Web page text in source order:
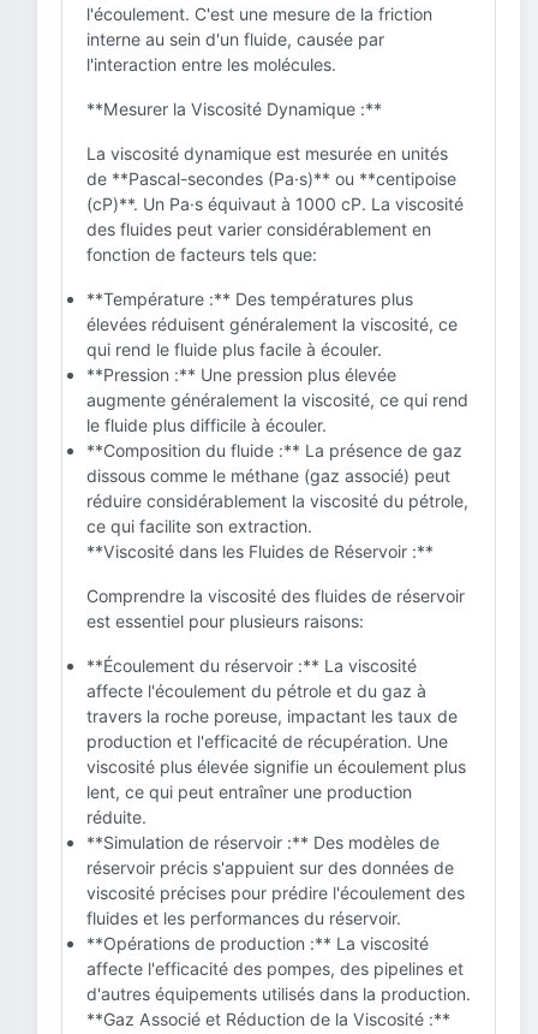
l'écoulement. C'est une mesure de la friction
interne au sein d'un fluide, causée par
l'interaction entre les molécules.
**Mesurer la Viscosité Dynamique :**
La viscosité dynamique est mesurée en unités
de **Pascal-secondes (Pa·s)** ou **centipoise
(cP)**. Un Pa·s équivaut à 1000 cP. La viscosité
des fluides peut varier considérablement en
fonction de facteurs tels que:
**Température :** Des températures plus
élevées réduisent généralement la viscosité, ce
qui rend le fluide plus facile à écouler.
**Pression :** Une pression plus élevée
augmente généralement la viscosité, ce qui rend
le fluide plus difficile à écouler.
**Composition du fluide :** La présence de gaz
dissous comme le méthane (gaz associé) peut
réduire considérablement la viscosité du pétrole,
ce qui facilite son extraction.
**Viscosité dans les Fluides de Réservoir :**
Comprendre la viscosité des fluides de réservoir
est essentiel pour plusieurs raisons:
**Écoulement du réservoir :** La viscosité
affecte l'écoulement du pétrole et du gaz à
travers la roche poreuse, impactant les taux de
production et l'efficacité de récupération. Une
viscosité plus élevée signifie un écoulement plus
lent, ce qui peut entraîner une production
réduite.
**Simulation de réservoir :** Des modèles de
réservoir précis s'appuient sur des données de
viscosité précises pour prédire l'écoulement des
fluides et les performances du réservoir.
**Opérations de production :** La viscosité
affecte l'efficacité des pompes, des pipelines et
d'autres équipements utilisés dans la production.
**Gaz Associé et Réduction de la Viscosité :**